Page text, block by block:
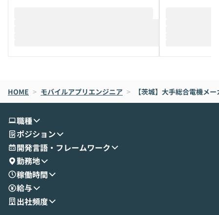
メルカリでの判断基準をもとに「なぜClau
oworkの基本的な機能をご紹介いただきま
す。 続く公開デモでは、実際にCoworkを
せいただきます。数分でワークフローが完
成する手軽さや、Gmail等の外部サービス
とセキュアに連携できるポイントなど、実
演を通じて具体的なイメージをお届けしま
す。 後半のディスカッションでは、セキュ
リティの考え方や社内導入の進め方など、
現場目線でさらに深掘りしていきます。
「自分の業務をAIで自動化してみたいけ
それぞれの本当
は、LLMのフル
ント構築の最前
HOME > モバイルアプリエンジニア > 【茨城】大手総合電機メ
職種
ポジション
開発言語・フレームワーク
勤務地
稼働時間
給与
出社頻度